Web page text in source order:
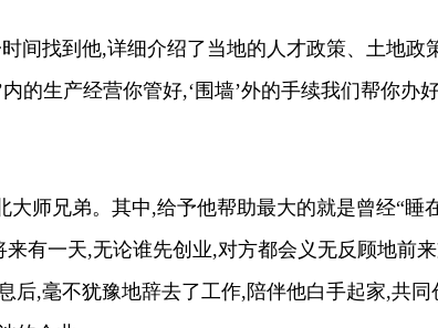
找到他,详细介绍了当地的人才政策、土地政
内的生产经营你管好,‘围墙’外的手续我们帮你办
师兄弟。其中,给予他帮助最大的就是曾经“睡
有一天,无论谁先创业,对方都会义无反顾地前
后,毫不犹豫地辞去了工作,陪伴他白手起家,共